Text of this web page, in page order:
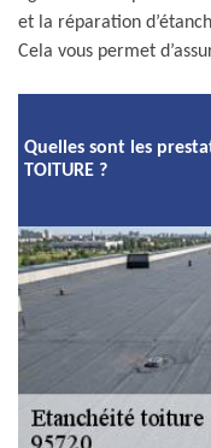
et la réparation
Cela vous permet
Quelles sont les
TOITURE ?